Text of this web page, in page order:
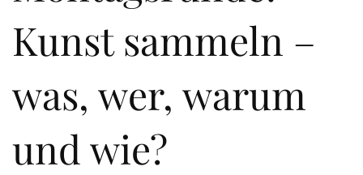
Kunst sammeln –
was, wer, warum
und wie?